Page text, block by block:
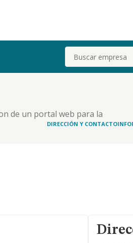
Buscar
de un portal web para la
como informatica, idiomas,
DIRECCIÓN Y CONTACTO